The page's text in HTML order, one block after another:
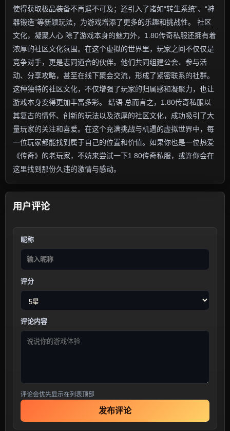
使得获取极品装备不再遥不可及；还引入了诸如“转生系统”、“神
器锻造”等新颖玩法，为游戏增添了更多的乐趣和挑战性。 社区
文化，凝聚人心 除了游戏本身的魅力外，1.80传奇私服还拥有着
浓厚的社区文化氛围。在这个虚拟的世界里，玩家之间不仅仅是
竞争对手，更是志同道合的伙伴。他们共同组建公会、参与活
动、分享攻略，甚至在线下聚会交流，形成了紧密联系的社群。
这种独特的社区文化，不仅增强了玩家的归属感和凝聚力，也让
游戏本身变得更加丰富多彩。 结语 总而言之，1.80传奇私服以
其复古的情怀、创新的玩法以及浓厚的社区文化，成功吸引了大
量玩家的关注和喜爱。在这个充满挑战与机遇的虚拟世界中，每
一位玩家都能找到属于自己的位置和价值。如果你也是一位热爱
《传奇》的老玩家，不妨来尝试一下1.80传奇私服，或许你会在
这里找到那份久违的激情与感动。
用户评论
昵称
评分
评论内容
评论会优先显示在列表顶部
发布评论